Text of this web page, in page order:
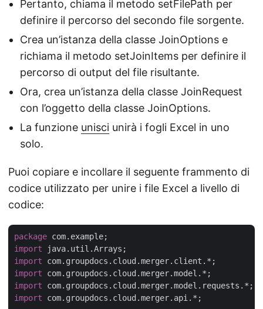
Pertanto, chiama il metodo setFilePath per
definire il percorso del secondo file sorgente.
Crea un’istanza della classe JoinOptions e
richiama il metodo setJoinItems per definire il
percorso di output del file risultante.
Ora, crea un’istanza della classe JoinRequest
con l’oggetto della classe JoinOptions.
La funzione unisci unirà i fogli Excel in uno
solo.
Puoi copiare e incollare il seguente frammento di
codice utilizzato per unire i file Excel a livello di
codice:
package
import
import
import
import
import com.groupdocs.cloud.merger.api.*;